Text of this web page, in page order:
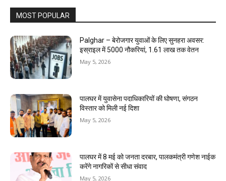
MOST POPULAR
Palghar – बेरोजगार युवाओं के लिए सुनहरा अवसर:
इस्राइल में 5000 नौकरियां, ₹1.61 लाख तक वेतन
May 5, 2026
पालघर में युवासेना पदाधिकारियों की घोषणा, संगठन
विस्तार को मिली नई दिशा
May 5, 2026
पालघर में 8 मई को जनता दरबार, पालकमंत्री गणेश नाईक
करेंगे नागरिकों से सीधा संवाद
May 5, 2026